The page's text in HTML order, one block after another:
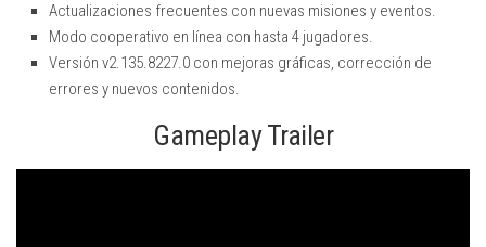
Actualizaciones frecuentes con nuevas misiones y eventos.
Modo cooperativo en línea con hasta 4 jugadores.
Versión v2.135.8227.0 con mejoras gráficas, corrección de
errores y nuevos contenidos.
Gameplay Trailer